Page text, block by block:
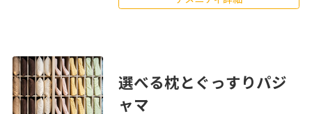
選べる枕とぐっすりパジ
ャマ